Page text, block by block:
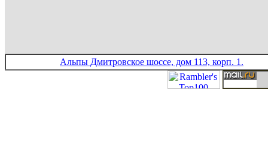
Альпы Дмитровское шоссе, дом 113, корп. 1.